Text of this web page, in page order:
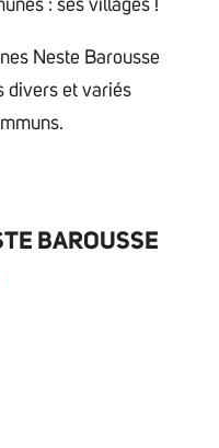
: ses villages !
Neste Barousse
divers et variés
BAROUSSE